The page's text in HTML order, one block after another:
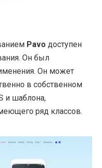
Pavo доступен
Он был
Он может
в собственном
и шаблона,
ряд классов.